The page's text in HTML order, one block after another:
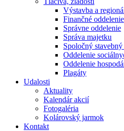
Výstavba a
Finančné oddelenie
Správne oddelenie
Správa majetku
Spoločný stavebný
Oddelenie
Oddelenie
Plagáty
Udalosti
Aktuality
Kalendár akcií
Fotogaléria
Kolárovský jarmok
Kontakt